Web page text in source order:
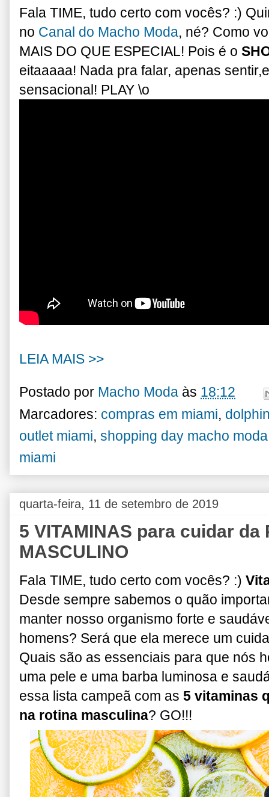
Fala TIME, tudo certo com vocês? :)
no Canal do Macho Moda, né? Como
MAIS DO QUE ESPECIAL! Pois é o
eitaaaaa! Nada pra falar, apenas
sensacional! PLAY \o
LEIA MAIS >>
Postado por Macho Moda às 18:12
Marcadores: compras em miami,
outlet miami, shopping day macho
miami
quarta-feira, 11 de setembro de 2019
5 VITAMINAS para cuidar da
MASCULINO
Fala TIME, tudo certo com vocês? :)
Desde sempre sabemos o quão
manter nosso organismo forte e
homens? Será que ela merece um
Quais são as essenciais para que nós
uma pele e uma barba luminosa e
essa lista campeã com as 5 vitaminas
na rotina masculina? GO!!!